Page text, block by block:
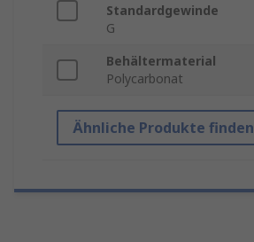
Standardgewinde
G
Behältermaterial
Polycarbonat
Ähnliche Produkte finden